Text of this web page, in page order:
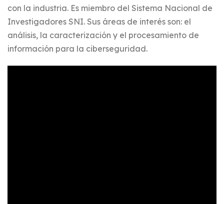
con la industria. Es miembro del Sistema Nacional de
Investigadores SNI. Sus áreas de interés son: el
análisis, la caracterización y el procesamiento de
información para la ciberseguridad.